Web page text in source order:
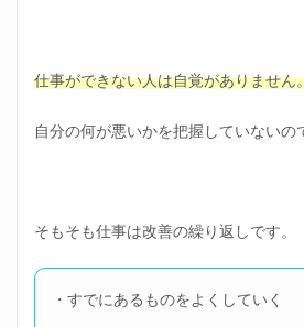
仕事ができない人は自覚がありません
自分の何が悪いかを把握していないの
そもそも仕事は改善の繰り返しです。
・すでにあるものをよくしていく